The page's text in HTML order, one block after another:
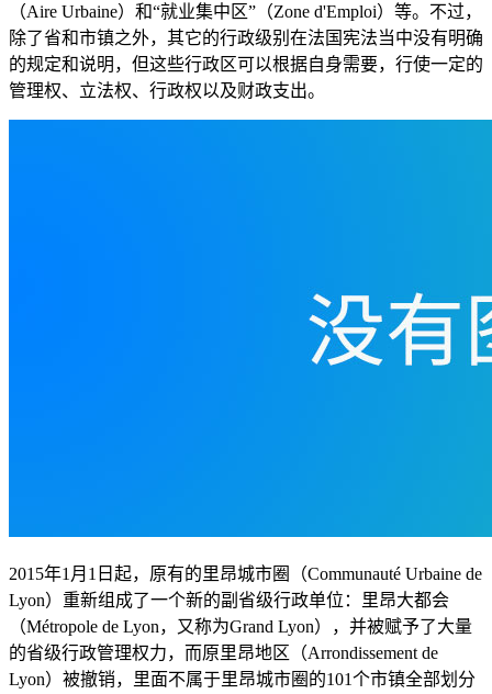
（Aire Urbaine）和“就业集中区”（Zone d'Emploi）等。不过，
除了省和市镇之外，其它的行政级别在法国宪法当中没有明确
的规定和说明，但这些行政区可以根据自身需要，行使一定的
管理权、立法权、行政权以及财政支出。
2015年1月1日起，原有的里昂城市圈（Communauté Urbaine de
Lyon）重新组成了一个新的副省级行政单位：里昂大都会
（Métropole de Lyon，又称为Grand Lyon），并被赋予了大量
的省级行政管理权力，而原里昂地区（Arrondissement de
Lyon）被撤销，里面不属于里昂城市圈的101个市镇全部划分